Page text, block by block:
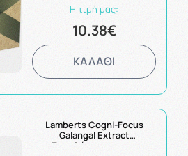
Η τιμή μας:
10.38€
ΚΑΛΑΘΙ
Lamberts Cogni-Focus
Galangal Extract
Συμπλήρωμα για τη